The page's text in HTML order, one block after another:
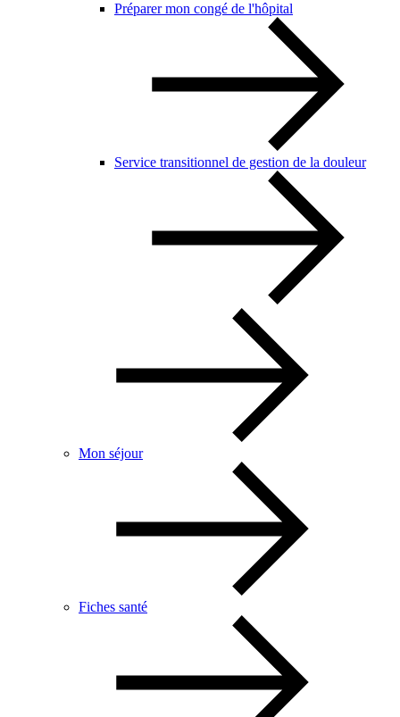
Préparer mon congé de l'hôpital
Service transitionnel de gestion de la douleur
Mon séjour
Fiches santé